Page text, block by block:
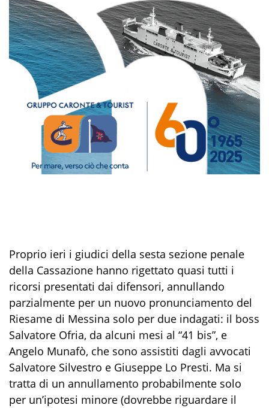
Proprio ieri i giudici della sesta sezione penale
della Cassazione hanno rigettato quasi tutti i
ricorsi presentati dai difensori, annullando
parzialmente per un nuovo pronunciamento del
Riesame di Messina solo per due indagati: il boss
Salvatore Ofria, da alcuni mesi al “41 bis”, e
Angelo Munafò, che sono assistiti dagli avvocati
Salvatore Silvestro e Giuseppe Lo Presti. Ma si
tratta di un annullamento probabilmente solo
per un’ipotesi minore (dovrebbe riguardare il